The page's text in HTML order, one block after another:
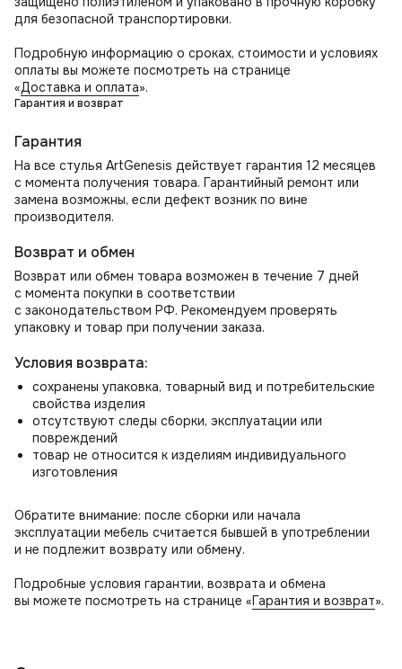
красоты и современности в оформление интерьера
на кухню и дополнением к обеденному столу, в том числе
для кафе и ресторанов. Организуйте удобное место для
отдыха с помощью стула в гостиную.
просмотра новостей или использоваться как стул для
туалетного столика. Прекрасно впишется в зал или
прихожую как элемент декора и место ожидания.
В комнате школьника или студента создаст уютную
атмосферу для учебы и занятий, работы над проектами.
В офисе отлично смотрится как кресло для переговорных,
для безопасной транспортировки.
Подробную информацию о сроках, стоимости и условиях
оплаты вы можете посмотреть на странице
«Доставка и оплата».
Гарантия и возврат
Гарантия
На все стулья ArtGenesis действует гарантия 12 месяцев
с момента получения товара. Гарантийный ремонт или
замена возможны, если дефект возник по вине
производителя.
Возврат и обмен
Возврат или обмен товара возможен в течение 7 дней
с момента покупки в соответствии
с законодательством РФ. Рекомендуем проверять
упаковку и товар при получении заказа.
Условия возврата:
сохранены упаковка, товарный вид и потребительские
свойства изделия
отсутствуют следы сборки, эксплуатации или
повреждений
товар не относится к изделиям индивидуального
изготовления
Обратите внимание: после сборки или начала
эксплуатации мебель считается бывшей в употреблении
и не подлежит возврату или обмену.
Подробные условия гарантии, возврата и обмена
вы можете посмотреть на странице «Гарантия и возврат».